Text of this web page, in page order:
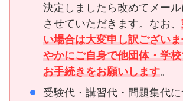
決定しましたら改めてメー
させていただきます。なお、
い場合は大変申し訳ござい
やかにご自身で他団体・学
お手続きをお願いします。
受験代・講習代・問題集代に